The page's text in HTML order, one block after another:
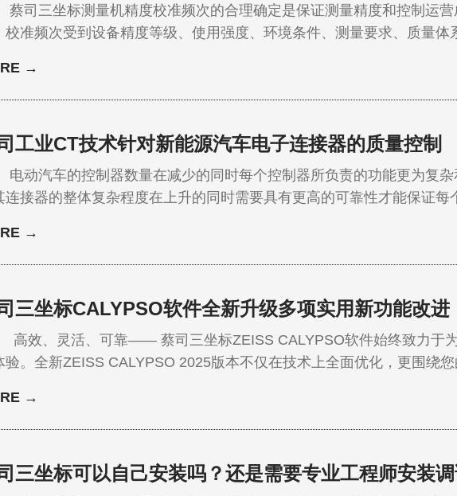
三坐标测量机精度校准频次的合理确定是保证测量精度和控制运营
校准频次受到设备精度等级、使用强度、环境条件、测量要求、质量体
测量应用建议缩短至3-6个月，而稳定环境下的常规测量可延长至12-18
定能够在保证测量质量的前提下降低20-4…
→
工业CT技术针对新能源汽车电子连接器的质量控制
汽车的控制器数量在减少的同时每个控制器所负责的功能更为复杂
连接器的整体复杂程度在上升的同时需要具有更高的可靠性才能保证每
件在组装过程中都有严格的尺寸要求去保证每一步装配后产品质量都能
连接器失效痛点 连接器在…
→
三坐标CALYPSO软件全新升级多项实用新功能改进
、灵活、可靠—— 蔡司三坐标ZEISS CALYPSO软件始终致力于为
验。全新ZEISS CALYPSO 2025版本不仅在技术上全面优化，更围绕
件ZEISS CALYPSO 2025进一步优化了几何尺寸与…
→
三坐标可以自己安装吗？还是需要专业工程师安装